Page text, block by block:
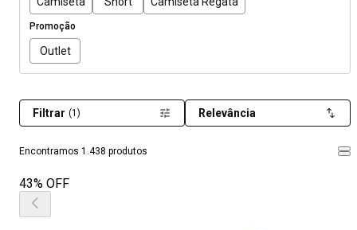
Promoção
Outlet
Encontramos 1.438 produtos
Filtrar (1) Relevância
43% OFF